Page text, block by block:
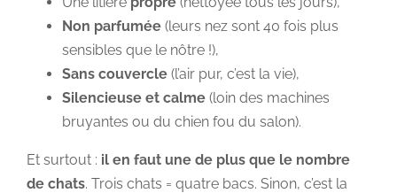
Non parfumée (leurs nez sont 40 fois plus
sensibles que le nôtre !),
Sans couvercle (l’air pur, c’est la vie),
Silencieuse et calme (loin des machines
bruyantes ou du chien fou du salon).
Et surtout : il en faut une de plus que le nombre
de chats. Trois chats = quatre bacs. Sinon, c’est la